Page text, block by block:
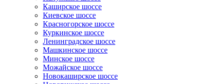
Каширское шоссе
Киевское шоссе
Красногорское шоссе
Куркинское шоссе
Ленинградское шоссе
Машкинское шоссе
Минское шоссе
Можайское шоссе
Новокаширское шоссе